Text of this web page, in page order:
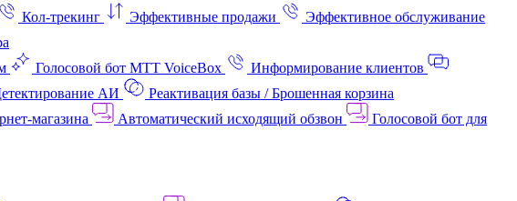
Кол-трекинг Эффективные продажи
Эффективное обслуживание
Голосовой бот МТТ VoiceBox
Информирование клиентов
АИ
Реактивация базы / Брошенная корзина
Автоматический исходящий обзвон
Голосовой бот для